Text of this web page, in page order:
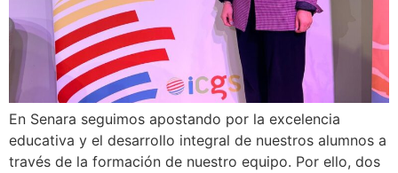
En Senara seguimos apostando por la excelencia
educativa y el desarrollo integral de nuestros alumnos a
través de la formación de nuestro equipo. Por ello, dos